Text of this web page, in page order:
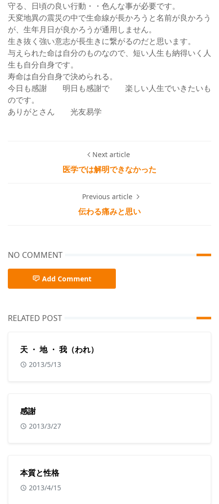
守る、日頃の良い行動・・色んな事が必要です。
天変地異の震災の中で生命線が長かろうと名前が良かろう
が、生年月日が良かろうが通用しません。
生き抜く強い意志が長生きに繋がるのだと思います。
与えられた命は自分のものなので、短い人生も納得いく人
生も自分自身です。
寿命は自分自身で決められる。
今日も感謝 明日も感謝で 楽しい人生でいきたいも
のです。
ありがとさん 光友易学
Next article
医学では解明できなかった
Previous article
伝わる痛みと思い
NO COMMENT
Add Comment
RELATED POST
天 ・ 地 ・ 我（われ）
2013/5/13
感謝
2013/3/27
本質と性格
2013/4/15